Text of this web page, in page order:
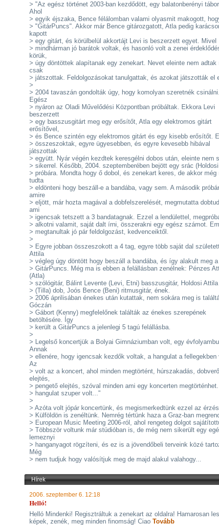
> "Az egész történet 2003-ban kezdődött, egy balatonberényi
Ahol
> egyik éjszaka, Bence félálomban valami olyasmit makogott,
> "GitárPuncs". Akkor már Bence gitározgatott, Atla pedig
kapott
> egy gitárt, és körülbelül akkortájt Levi is beszerzett egyet. Mivel
> mindhárman jó barátok voltak, és hasonló volt a zenei
körük,
> úgy döntöttek alapítanak egy zenekart. Nevet eleinte nem adtak
csak
> játszottak. Feldolgozásokat tanulgattak, és azokat játszották el
>
> 2004 tavaszán gondolták úgy, hogy komolyan szeretnék
Egész
> nyáron az Oladi Művelődési Központban próbáltak. Ekkora Levi
beszerzett
> egy basszusgitárt meg egy erősítőt, Atla egy elektromos gitárt
erősítővel,
> és Bence szintén egy elektromos gitárt és egy kisebb erősítőt.
> összeszoktak, egyre ügyesebben, és egyre kevesebb hibával
játszottak
> együtt. Nyár végén kezdtek keresgélni dobos után, eleinte nem
> sikerrel. Később, 2004. szeptemberében bejött egy srác
> próbára. Mondta hogy ő dobol, és zenekart keres, de akkor még
tudta
> eldönteni hogy beszáll-e a bandába, vagy sem. A második
amire
> eljött, már hozta magával a dobfelszerelését, megmutatta
ami
> igencsak tetszett a 3 bandatagnak. Ezzel a lendülettel,
> alkotni valamit, saját dalt írni, összerakni egy egész számot.
> megtanultak jó pár feldolgozást, kedvenceiktől.
>
> Egyre jobban összeszokott a 4 tag, egyre több saját dal
Attila
> végleg úgy döntött hogy beszáll a bandába, és így alakult meg a
> GitárPuncs. Még ma is ebben a felállásban zenélnek: Pénzes
(Atla)
> szólógitár, Bálint Levente (Levi, Etni) basszusgitár, Holdosi Attila
> (Tilla) dob, Joós Bence (Beni) ritmusgitár, ének.
> 2006 áprilisában énekes után kutattak, nem sokára meg is
Góczán
> Gábort (Kenny) megfelelőnek találták az énekes szerepének
betöltésére. Így
> került a GitárPuncs a jelenlegi 5 tagú felállásba.
>
> Legelső koncertjük a Bolyai Gimnáziumban volt, egy
Annak
> ellenére, hogy igencsak kezdők voltak, a hangulat a fellegekben
Az
> volt az a koncert, ahol minden megtörtént, húrszakadás, dobverő
elejtés,
> pengető elejtés, szóval minden ami egy koncerten
> hangulat szuper volt..."
>
> Azóta volt jópár koncertünk, és megismerkedtünk ezzel az
> Külföldön is zenéltünk. Nemrég tértünk haza a Graz-ban
> European Music Meeting 2006-ról, ahol rengeteg dolgot
> Többször voltunk már stúdióban is, de még nem sikerült egy
lemeznyi
> hanganyagot rögzíteni, és ez is a jövendőbeli terveink közé
Még
> nem tudjuk hogy valósítjuk meg de majd alakul valahogy...
Hírek
2006. szeptember 6. 12:18
Helló!
Helló Mindenki! Regisztráltuk a zenekart az oldalra! Hamarosan
képek, zenék, meg minden finomság! Ciao Tovább